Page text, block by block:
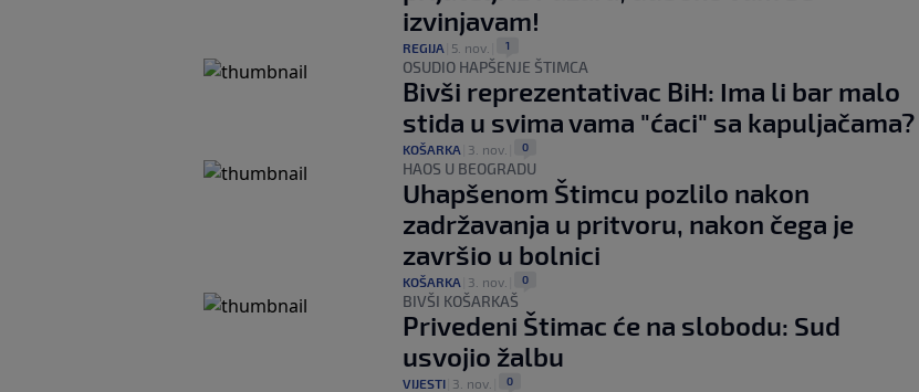
izvinjavam!
REGIJA 5. nov. 1
OSUDIO HAPŠENJE ŠTIMCA
Bivši reprezentativac BiH: Ima li bar malo
stida u svima vama "ćaci" sa kapuljačama?
KOŠARKA 3. nov. 0
HAOS U BEOGRADU
Uhapšenom Štimcu pozlilo nakon
zadržavanja u pritvoru, nakon čega je
završio u bolnici
KOŠARKA 3. nov. 0
BIVŠI KOŠARKAŠ
Privedeni Štimac će na slobodu: Sud
usvojio žalbu
VIJESTI 3. nov. 0